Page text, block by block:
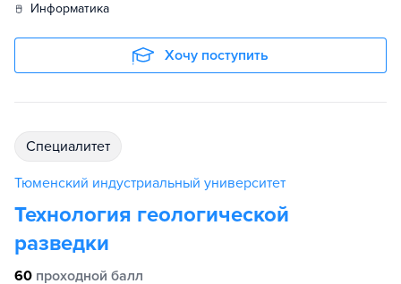
информатика
Хочу поступить
специалитет
Тюменский индустриальный университет
Технология геологической
разведки
60 проходной балл